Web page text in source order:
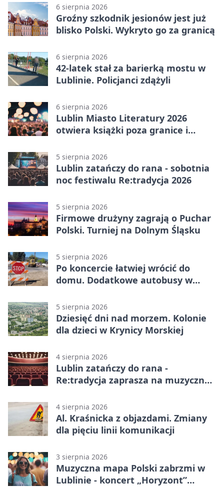
6 sierpnia 2026
Groźny szkodnik jesionów jest już
blisko Polski. Wykryto go za granicą
6 sierpnia 2026
42-latek stał za barierką mostu w
Lublinie. Policjanci zdążyli
6 sierpnia 2026
Lublin Miasto Literatury 2026
otwiera książki poza granice i
5 sierpnia 2026
Lublin zatańczy do rana - sobotnia
noc festiwalu Re:tradycja 2026
5 sierpnia 2026
Firmowe drużyny zagrają o Puchar
Polski. Turniej na Dolnym Śląsku
5 sierpnia 2026
Po koncercie łatwiej wrócić do
domu. Dodatkowe autobusy w
5 sierpnia 2026
Dziesięć dni nad morzem. Kolonie
dla dzieci w Krynicy Morskiej
4 sierpnia 2026
Lublin zatańczy do rana -
Re:tradycja zaprasza na muzyczną
4 sierpnia 2026
Al. Kraśnicka z objazdami. Zmiany
dla pięciu linii komunikacji
3 sierpnia 2026
Muzyczna mapa Polski zabrzmi w
Lublinie - koncert „Horyzont”